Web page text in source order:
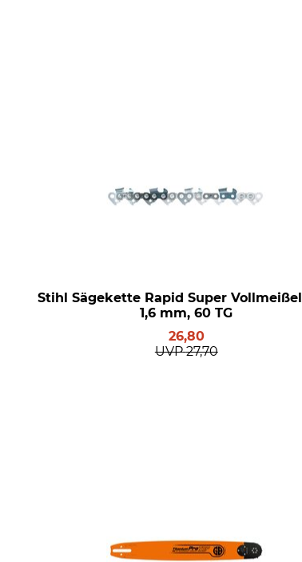
Stihl Sägekette Rapid Super
1,6 mm, 60 TG
26,80
UVP 27,70